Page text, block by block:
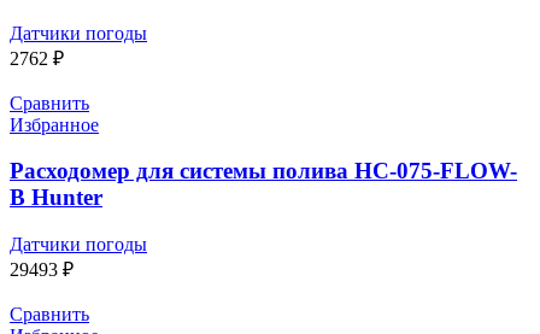
Датчики погоды
2762 ₽
Сравнить
Избранное
Расходомер для системы полива HC-075-FLOW-
B Hunter
Датчики погоды
29493 ₽
Сравнить